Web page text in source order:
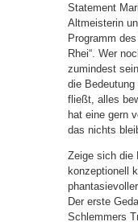
Statement
Altmeisterin
Programm
Rhei“. Wer
zumindest
die
fließt, alles
hat eine gern
das nichts
Zeige sich die
konzeptionell
Der erste
Schlemmers